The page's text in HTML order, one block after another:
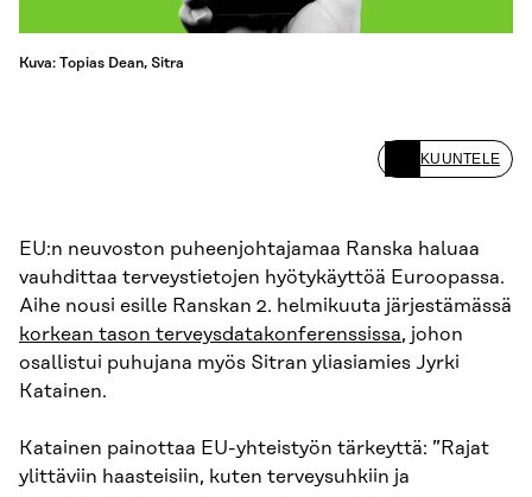
Kuva: Topias Dean, Sitra
KUUNTELE
EU:n neuvoston puheenjohtajamaa Ranska haluaa
vauhdittaa terveystietojen hyötykäyttöä Euroopassa.
Aihe nousi esille Ranskan 2. helmikuuta järjestämässä
korkean tason terveysdatakonferenssissa, johon
osallistui puhujana myös Sitran yliasiamies Jyrki
Katainen.
Katainen painottaa EU-yhteistyön tärkeyttä: ”Rajat
ylittäviin haasteisiin, kuten terveysuhkiin ja